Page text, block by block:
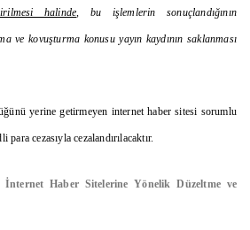
halinde, bu işlemlerin sonuçlandığının
ve kovuşturma konusu yayın kaydının saklanması
yerine getirmeyen internet haber sitesi sorumlu
cezasıyla cezalandırılacaktır.
Haber Sitelerine Yönelik Düzeltme ve